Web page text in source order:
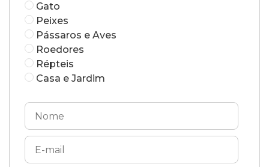
Gato
Peixes
Pássaros e Aves
Roedores
Répteis
Casa e Jardim